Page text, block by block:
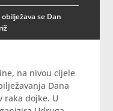
se Dan
na nivou cijele
Dana
raka dojke. U